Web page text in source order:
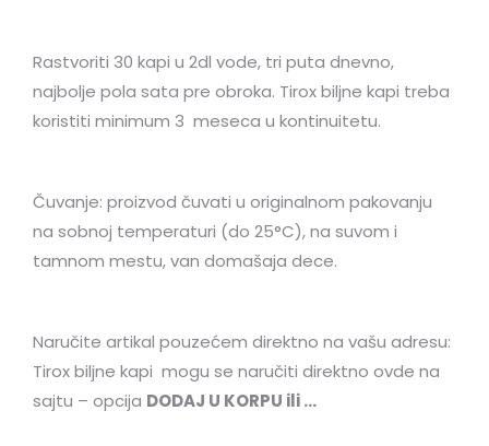
Rastvoriti 30 kapi u 2dl vode, tri puta dnevno,
najbolje pola sata pre obroka. Tirox biljne kapi treba
koristiti minimum 3 meseca u kontinuitetu.
Čuvanje: proizvod čuvati u originalnom pakovanju
na sobnoj temperaturi (do 25°C), na suvom i
tamnom mestu, van domašaja dece.
Naručite artikal pouzećem direktno na vašu adresu:
Tirox biljne kapi mogu se naručiti direktno ovde na
sajtu – opcija DODAJ U KORPU ili …